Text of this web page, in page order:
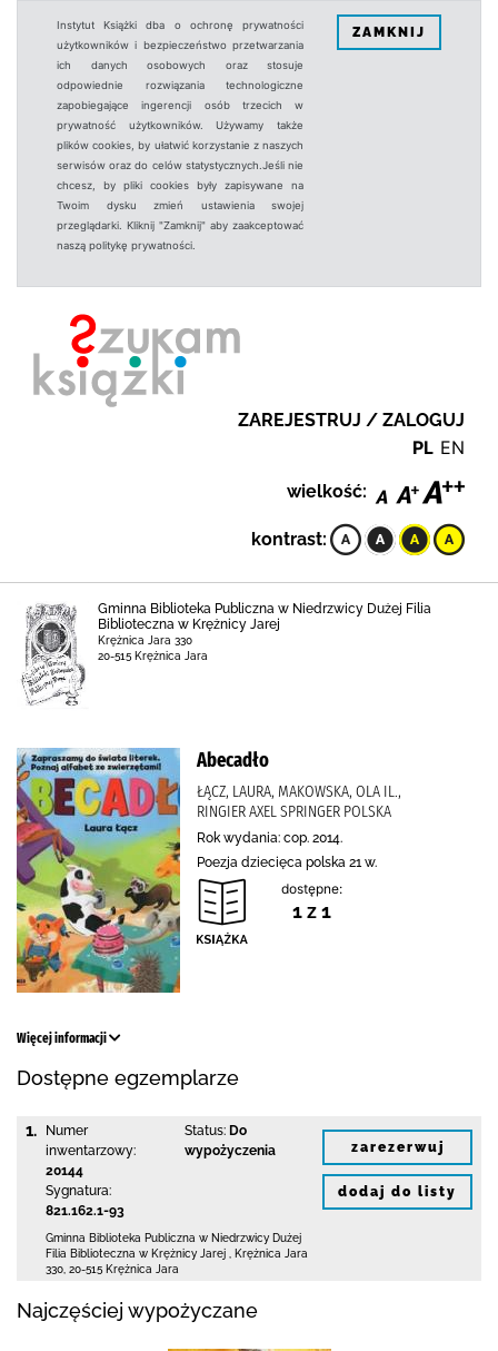
Instytut Książki dba o ochronę prywatności
użytkowników i bezpieczeństwo przetwarzania
ich danych osobowych oraz stosuje
odpowiednie rozwiązania technologiczne
zapobiegające ingerencji osób trzecich w
prywatność użytkowników. Używamy także
plików cookies, by ułatwić korzystanie z naszych
serwisów oraz do celów statystycznych.Jeśli nie
chcesz, by pliki cookies były zapisywane na
Twoim dysku zmień ustawienia swojej
przeglądarki. Kliknij "Zamknij" aby zaakceptować
naszą politykę prywatności.
ZAMKNIJ
ZAREJESTRUJ / ZALOGUJ
PL EN
wielkość:
kontrast:
Gminna Biblioteka Publiczna w Niedrzwicy Dużej Filia
Biblioteczna w Krężnicy Jarej
Krężnica Jara 330
20-515 Krężnica Jara
Abecadło
ŁĄCZ, LAURA, MAKOWSKA, OLA IL.,
RINGIER AXEL SPRINGER POLSKA
Rok wydania: cop. 2014.
Poezja dziecięca polska 21 w.
dostępne:
1 z 1
Więcej informacji
Dostępne egzemplarze
1.
Numer
inwentarzowy:
20144
Sygnatura:
821.162.1-93
Status: Do
wypożyczenia
Gminna Biblioteka Publiczna w Niedrzwicy Dużej
Filia Biblioteczna w Krężnicy Jarej
Krężnica Jara
330 20-515 Krężnica Jara
zarezerwuj
dodaj do listy
Najczęściej wypożyczane